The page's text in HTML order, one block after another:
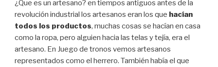
¿Que es un artesano? en tiempos antiguos antes de la
revolución industrial los artesanos eran los que hacían
todos los productos, muchas cosas se hacían en casa
como la ropa, pero alguien hacia las telas y tejía, era el
artesano. En Juego de tronos vemos artesanos
representados como el herrero. También había el que